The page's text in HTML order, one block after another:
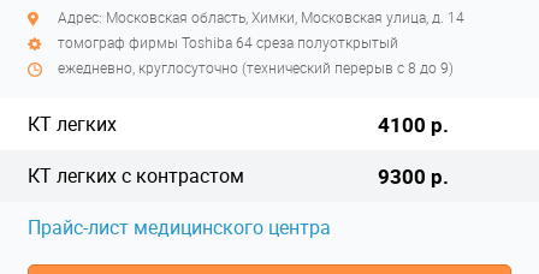
Адрес: Московская область, Химки, Московская улица, д. 14
томограф фирмы Toshiba 64 среза полуоткрытый
ежедневно, круглосуточно (технический перерыв с 8 до 9)
КТ легких 4100 р.
КТ легких с контрастом 9300 р.
Прайс-лист медицинского центра